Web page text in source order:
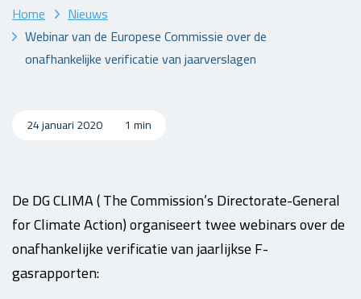
Home
Nieuws
Webinar van de Europese Commissie over de
onafhankelijke verificatie van jaarverslagen
24 januari 2020 1 min
De DG CLIMA ( The Commission’s Directorate-General
for Climate Action) organiseert twee webinars over de
onafhankelijke verificatie van jaarlijkse F-
gasrapporten: